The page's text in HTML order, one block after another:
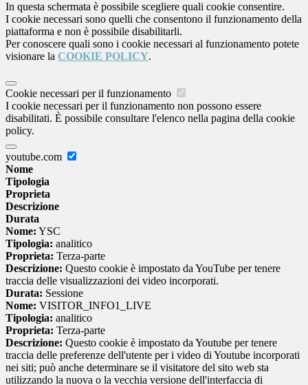
In questa schermata è possibile scegliere quali cookie consentire.
I cookie necessari sono quelli che consentono il funzionamento della
piattaforma e non è possibile disabilitarli.
Per conoscere quali sono i cookie necessari al funzionamento potete
visionare la COOKIE POLICY.
Cookie necessari per il funzionamento
I cookie necessari per il funzionamento non possono essere
disabilitati. È possibile consultare l'elenco nella pagina della cookie
policy.
youtube.com
Nome
Tipologia
Proprieta
Descrizione
Durata
Nome: YSC
Tipologia: analitico
Proprieta: Terza-parte
Descrizione: Questo cookie è impostato da YouTube per tenere
traccia delle visualizzazioni dei video incorporati.
Durata: Sessione
Nome: VISITOR_INFO1_LIVE
Tipologia: analitico
Proprieta: Terza-parte
Descrizione: Questo cookie è impostato da Youtube per tenere
traccia delle preferenze dell'utente per i video di Youtube incorporati
nei siti; può anche determinare se il visitatore del sito web sta
utilizzando la nuova o la vecchia versione dell'interfaccia di